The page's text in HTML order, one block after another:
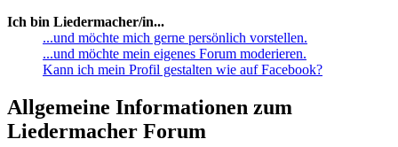
Ich bin Liedermacher/in...
...und möchte mich gerne persönlich vorstellen.
...und möchte mein eigenes Forum moderieren.
Kann ich mein Profil gestalten wie auf Facebook?
Allgemeine Informationen zum
Liedermacher Forum